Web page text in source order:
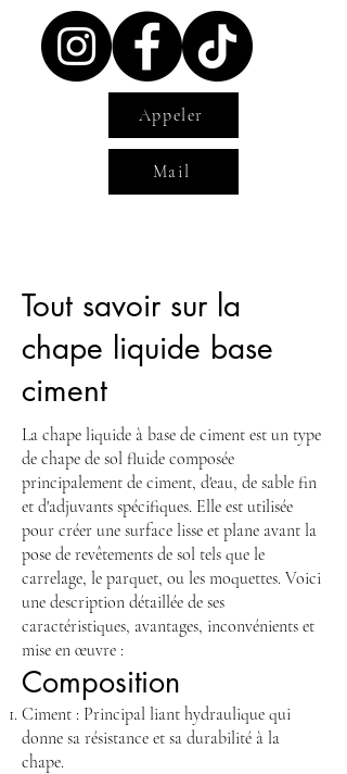
Appeler
Mail
Tout savoir sur la
chape liquide base
ciment
La chape liquide à base de ciment est un type
de chape de sol fluide composée
principalement de ciment, d'eau, de sable fin
et d'adjuvants spécifiques. Elle est utilisée
pour créer une surface lisse et plane avant la
pose de revêtements de sol tels que le
carrelage, le parquet, ou les moquettes. Voici
une description détaillée de ses
caractéristiques, avantages, inconvénients et
mise en œuvre :
Composition
Ciment : Principal liant hydraulique qui
donne sa résistance et sa durabilité à la
chape.